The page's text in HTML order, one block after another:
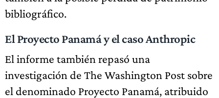
bibliográfico.
El Proyecto Panamá y el caso Anthropic
El informe también repasó una
investigación de The Washington Post sobre
el denominado Proyecto Panamá, atribuido